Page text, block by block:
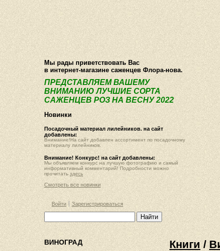
О компании Как купить Фотогалерея Статьи Опт
Мы рады приветствовать Вас
в интернет-магазине саженцев Флора-нова.
ПРЕДСТАВЛЯЕМ ВАШЕМУ
ВНИМАНИЮ ЛУЧШИЕ СОРТА
САЖЕНЦЕВ РОЗ НА ВЕСНУ 2022
Новинки
Посадочный материал лилейников. на сайт
добавлены:
Внимание!На сайт добавлен ассортимент по посадочному
материалу лилейников.
Внимание! Конкурс! на сайт добавлены:
Мы объявляем конкурс на лучшую фотографию и самый
информативный комментарий! Подробности можно
прочитать здесь
Смотреть все новинки
Войти Зарегистрироваться
ВИНОГРАД Книги/